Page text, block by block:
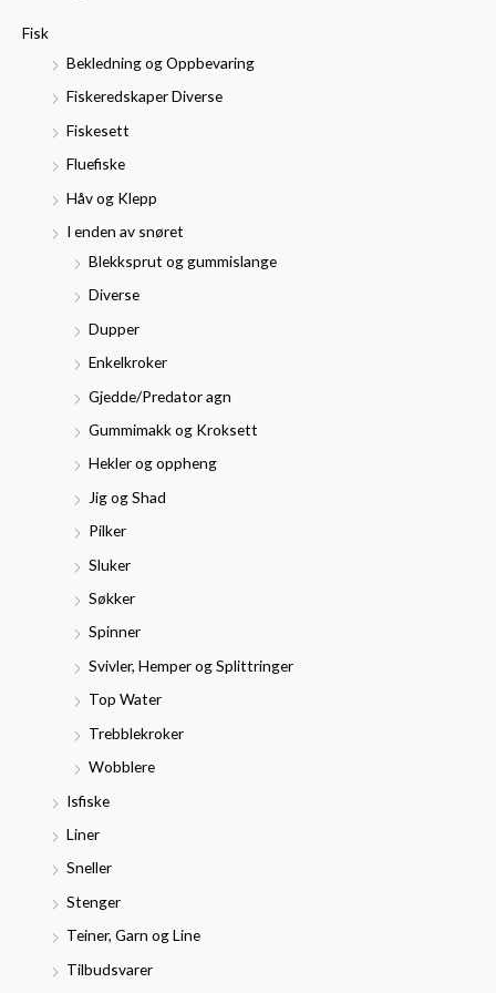
Fisk
Bekledning og Oppbevaring
Fiskeredskaper Diverse
Fiskesett
Fluefiske
Håv og Klepp
I enden av snøret
Blekksprut og gummislange
Diverse
Dupper
Enkelkroker
Gjedde/Predator agn
Gummimakk og Kroksett
Hekler og oppheng
Jig og Shad
Pilker
Sluker
Søkker
Spinner
Svivler, Hemper og Splittringer
Top Water
Trebblekroker
Wobblere
Isfiske
Liner
Sneller
Stenger
Teiner, Garn og Line
Tilbudsvarer